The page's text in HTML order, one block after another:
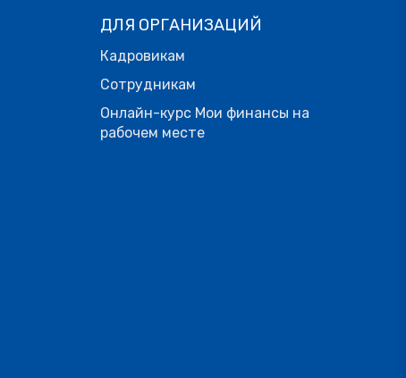
ДЛЯ ОРГАНИЗАЦИЙ
Кадровикам
Сотрудникам
Онлайн-курс Мои финансы на
рабочем месте